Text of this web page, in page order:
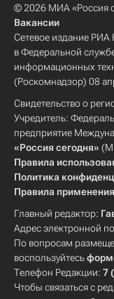
© 2026 МИА «Россия
Вакансии
Сетевое издание РИА
в Федеральной
информационных
(Роскомнадзор) 08
Свидетельство о
Учредитель:
предприятие
«Россия сегодня»
Правила
Политика
Правила
Главный редактор:
Адрес электронной
По вопросам
воспользуйтесь
Телефон Редакции: 7
Чтобы связаться с